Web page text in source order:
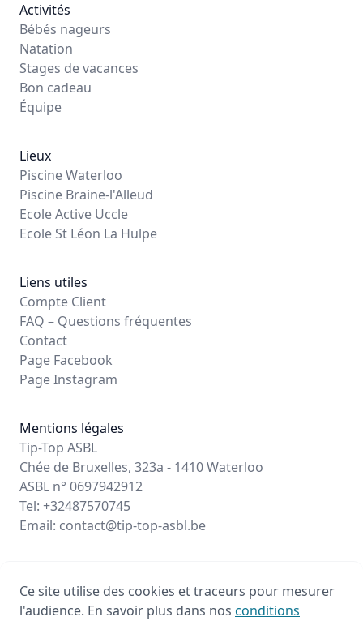
Activités
Bébés nageurs
Natation
Stages de vacances
Bon cadeau
Équipe
Lieux
Piscine Waterloo
Piscine Braine-l'Alleud
Ecole Active Uccle
Ecole St Léon La Hulpe
Liens utiles
Compte Client
FAQ – Questions fréquentes
Contact
Page Facebook
Page Instagram
Mentions légales
Tip-Top ASBL
Chée de Bruxelles, 323a - 1410 Waterloo
ASBL n° 0697942912
Tel: +32487570745
Email: contact@tip-top-asbl.be
© 2026 - Propulsé par Stageo.eu
Ce site utilise des cookies et traceurs pour mesurer
l'audience. En savoir plus dans nos conditions